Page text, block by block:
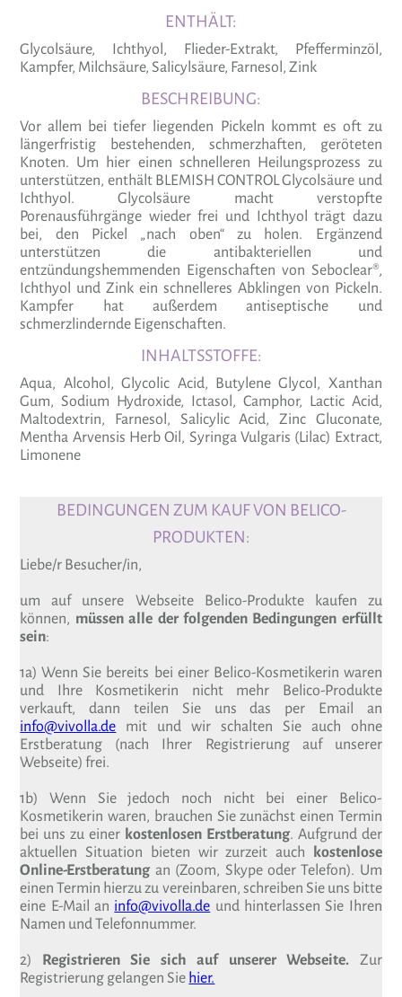
ENTHÄLT:
Gly­col­säure, Icht­hyol, Flieder-Extrakt, Pfef­fer­minzöl,
Kampfer, Milch­säure, Sali­cyl­säure, Far­nesol, Zink
BESCHREIBUNG:
Vor allem bei tiefer liegenden Pickeln kommt es oft zu
längerfristig bestehenden, schmerzhaften, geröteten
Knoten. Um hier einen schnelleren Heilungsprozess zu
unterstützen, enthält BLEMISH CONTROL Glycolsäure und
Ichthyol. Glycolsäure macht verstopfte
Porenausführgänge wieder frei und Ichthyol trägt dazu
bei, den Pickel „nach oben“ zu holen. Ergänzend
unterstützen die antibakteriellen und
entzündungshemmenden Eigenschaften von Seboclear®,
Ichthyol und Zink ein schnelleres Abklingen von Pickeln.
Kampfer hat außerdem antiseptische und
schmerzlindernde Eigenschaften.
INHALTSSTOFFE:
Aqua, Alcohol, Gly­colic Acid, Buty­lene Glycol, Xanthan
Gum, Sodium Hydroxide, Ictasol, Cam­phor, Lactic Acid,
Mal­to­dex­trin, Far­nesol, Sali­cylic Acid, Zinc Glu­co­nate,
Mentha Arvensis Herb Oil, Syringa Vul­garis (Lilac) Extract,
Limo­nene
BEDINGUNGEN ZUM KAUF VON BELICO-
PRODUKTEN:
Liebe/r Besucher/in,
um auf unsere Webseite Belico-Produkte kaufen zu
können, müssen alle der folgenden Bedingungen erfüllt
sein:
1a) Wenn Sie bereits bei einer Belico-Kosmetikerin waren
und Ihre Kosmetikerin nicht mehr Belico-Produkte
verkauft, dann teilen Sie uns das per Email an
info@vivolla.de mit und wir schalten Sie auch ohne
Erstberatung (nach Ihrer Registrierung auf unserer
Webseite) frei.
1b) Wenn Sie jedoch noch nicht bei einer Belico-
Kosmetikerin waren, brauchen Sie zunächst einen Termin
bei uns zu einer kostenlosen Erstberatung. Aufgrund der
aktuellen Situation bieten wir zurzeit auch kostenlose
Online-Erstberatung an (Zoom, Skype oder Telefon). Um
einen Termin hierzu zu vereinbaren, schreiben Sie uns bitte
eine E-Mail an info@vivolla.de und hinterlassen Sie Ihren
Namen und Telefonnummer.
2) Registrieren Sie sich auf unserer Webseite. Zur
Registrierung gelangen Siehier.